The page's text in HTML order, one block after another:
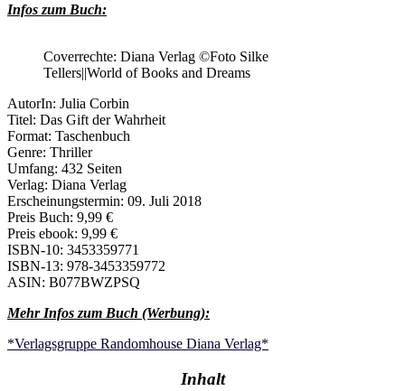
Infos zum Buch:
Coverrechte: Diana Verlag ©Foto Silke
Tellers||World of Books and Dreams
AutorIn: Julia Corbin
Titel: Das Gift der Wahrheit
Format: Taschenbuch
Genre: Thriller
Umfang: 432 Seiten
Verlag: Diana Verlag
Erscheinungstermin: 09. Juli 2018
Preis Buch: 9,99 €
Preis ebook: 9,99 €
ISBN-10: 3453359771
ISBN-13: 978-3453359772
ASIN: B077BWZPSQ
Mehr Infos zum Buch (Werbung):
*Verlagsgruppe Randomhouse Diana Verlag*
Inhalt